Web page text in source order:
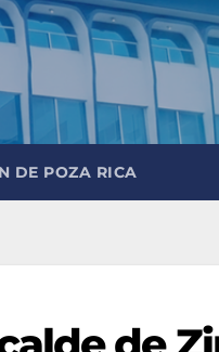
DE POZA RICA